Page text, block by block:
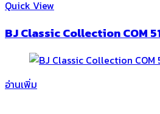
Quick View
BJ Classic Collection COM
อ่านเพิ่ม